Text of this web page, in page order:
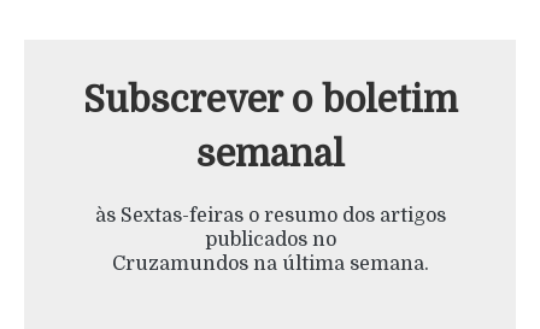
Subscrever o boletim
semanal
às Sextas-feiras o resumo dos artigos
publicados no
Cruzamundos na última semana.